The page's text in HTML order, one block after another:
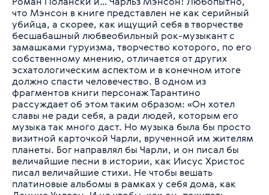
что Мэнсон в книге представлен не как серийный
убийца, а скорее, как ищущий себя в творчестве
бесшабашный любвеобильный рок-музыкант с
замашками гуруизма, творчество которого, по его
собственному мнению, отличается от других
эсхатологическим аспектом и в конечном итоге
должно спасти человечество. В одном из
фрагментов книги персонаж Тарантино
рассуждает об этом таким образом: «Он хотел
славы не ради себя, а ради людей, которым его
музыка так много даст. Но музыка была бы просто
визитной карточкой Чарли, врученной им жителям
планеты. Бог направлял бы Чарли, и он писал бы
величайшие песни в истории, как Иисус Христос
писал величайшие стихи. Не чтобы вешать
платиновые альбомы в рамках у себя дома, как